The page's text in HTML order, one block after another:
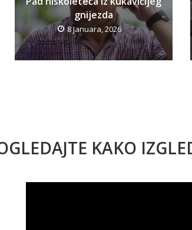
gnijezda
8 Januara, 2026
KAKO